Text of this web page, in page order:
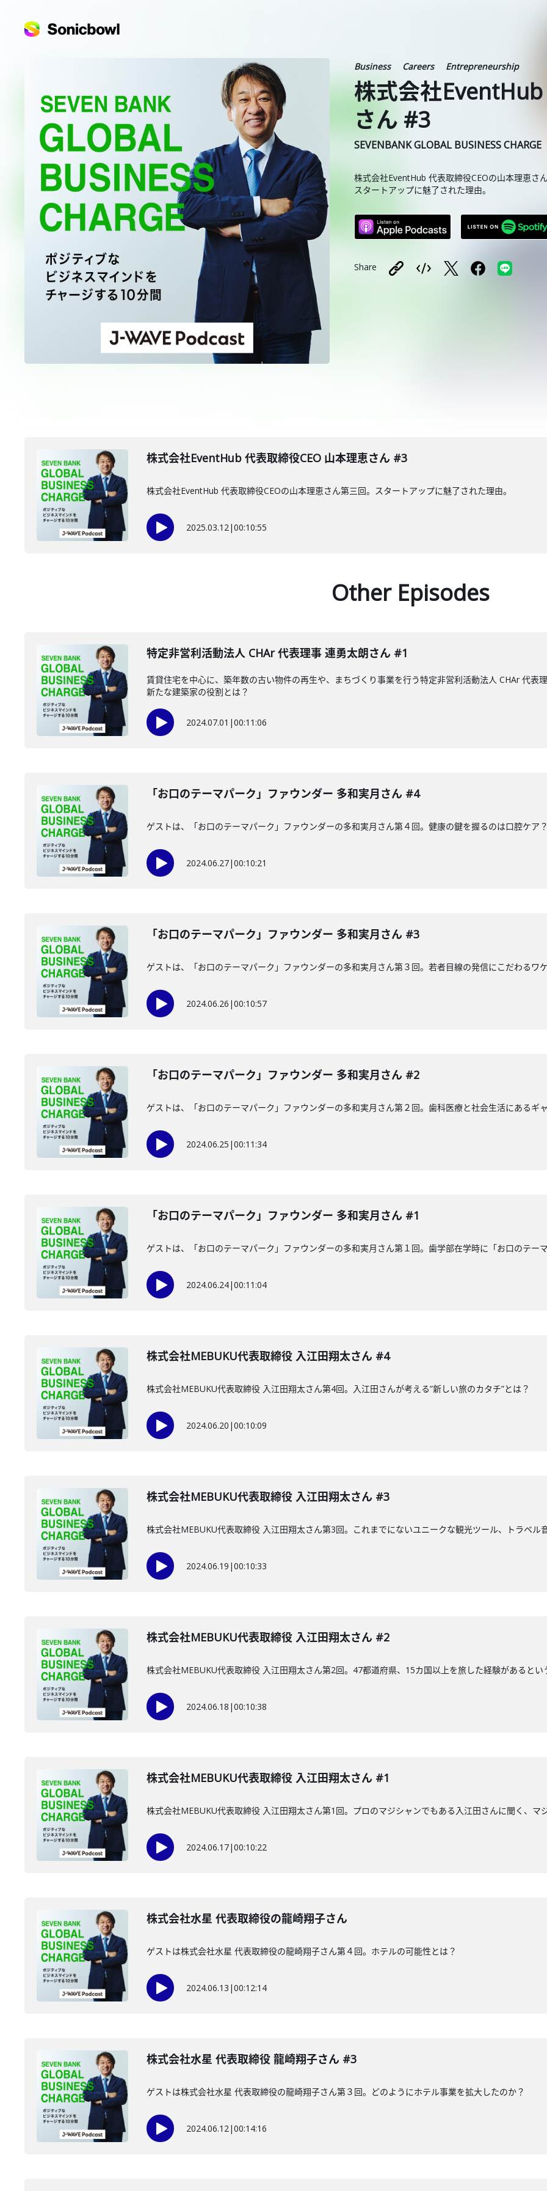
Business Careers Entrepreneurship
株式会社
さん #3
SEVENBANK GLOBAL BUSINESS CHARGE
株式会社EventHub 代表取締役CEOの山本理恵さん
スタートアップに魅了された理由。
Share
株式会社EventHub 代表取締役CEO 山本理恵さん #3
株式会社EventHub 代表取締役CEOの山本理恵さん第三回。スタートアップに魅了された理由。
2025.03.12|00:10:55
Other Episodes
特定非営利活動法人 CHAr 代表理事 連勇太朗さん #1
賃貸住宅を中心に、築年数の古い物件の再生や、まちづくり事業を行う特定非営利活動法人 CHAr 代表
新たな建築家の役割とは？
2024.07.01 |00:11:06
「お口のテーマパーク」ファウンダー 多和実月さん #4
ゲストは、「お口のテーマパーク」ファウンダーの多和実月さん第４回。健康の鍵を握るのは口腔ケア？
2024.06.27|00:10:21
「お口のテーマパーク」ファウンダー 多和実月さん #3
ゲストは、「お口のテーマパーク」ファウンダーの多和実月さん第３回。若者目線の発信にこだわるワケ
2024.06.26 |00:10:57
「お口のテーマパーク」ファウンダー 多和実月さん #2
ゲストは、「お口のテーマパーク」ファウンダーの多和実月さん第２回。歯科医療と社会生活にあるギャ
2024.06.25 |00:11:34
「お口のテーマパーク」ファウンダー 多和実月さん #1
ゲストは、「お口のテーマパーク」ファウンダーの多和実月さん第１回。歯学部在学時に「お口のテー
2024.06.24|00:11:04
株式会社MEBUKU代表取締役 入江田翔太さん #4
株式会社MEBUKU代表取締役 入江田翔太さん第4回。入江田さんが考える”新しい旅のカタチ”とは？
2024.06.20 |00:10:09
株式会社MEBUKU代表取締役 入江田翔太さん #3
株式会社MEBUKU代表取締役 入江田翔太さん第3回。これまでにないユニークな観光ツール、トラベル
2024.06.19 |00:10:33
株式会社MEBUKU代表取締役 入江田翔太さん #2
株式会社MEBUKU代表取締役 入江田翔太さん第2回。47都道府県、15カ国以上を旅した経験があると
2024.06.18 |00:10:38
株式会社MEBUKU代表取締役 入江田翔太さん #1
株式会社MEBUKU代表取締役 入江田翔太さん第1回。プロのマジシャンでもある入江田さんに聞く、マ
2024.06.17|00:10:22
株式会社水星 代表取締役の龍崎翔子さん
ゲストは株式会社水星 代表取締役の龍崎翔子さん第４回。ホテルの可能性とは？
2024.06.13 |00:12:14
株式会社水星 代表取締役 龍崎翔子さん #3
ゲストは株式会社水星 代表取締役の龍崎翔子さん第３回。どのようにホテル事業を拡大したのか？
2024.06.12|00:14:16